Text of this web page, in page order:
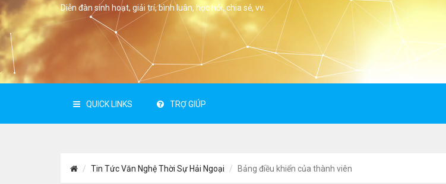
Diễn đàn sinh hoạt, giải trí, bình luân, học hỏi, chia sẻ, vv.
QUICK LINKS TRỢ GIÚP
Tin Tức Văn Nghệ Thời Sự Hải Ngoại Bảng điều khiển của thành viên